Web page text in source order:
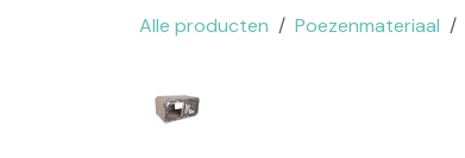
Alle producten Poezenmateriaal